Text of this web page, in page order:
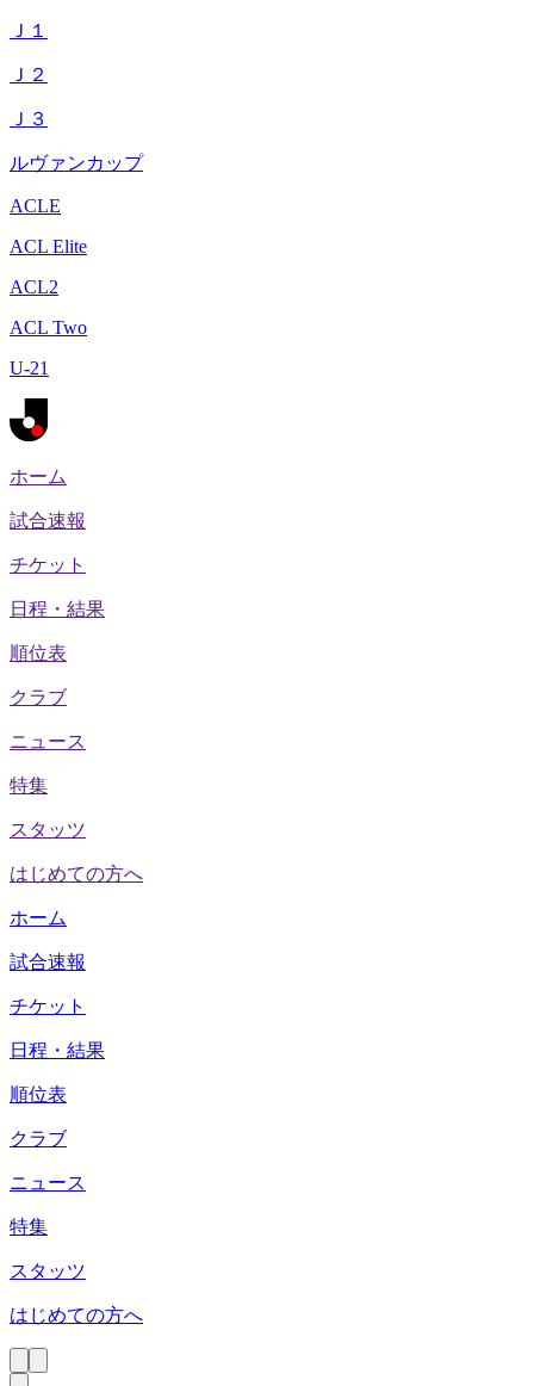
Ｊ１
Ｊ２
Ｊ３
ルヴァンカップ
ACLE
ACL Elite
ACL2
ACL Two
U-21
ホーム
試合速報
チケット
日程・結果
順位表
クラブ
ニュース
特集
スタッツ
はじめての方へ
ホーム
試合速報
チケット
日程・結果
順位表
クラブ
ニュース
特集
スタッツ
はじめての方へ